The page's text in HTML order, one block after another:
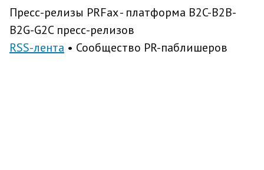
Пресс-релизы PRFax - платформа B2C-B2B-
B2G-G2C пресс-релизов
RSS-лента • Сообщество PR-паблишеров